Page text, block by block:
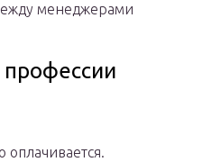
менеджерами
оплачивается.